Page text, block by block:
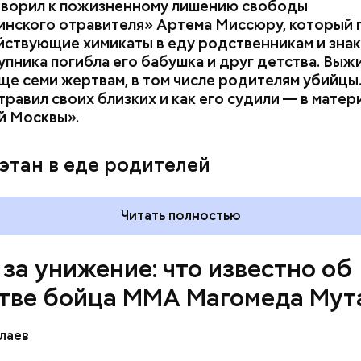
к пожизненному лишению свободы
отравителя» Артема Миссюру, который
химикаты в еду родственникам и
погибла его бабушка и друг детства.
семи жертвам, в том числе родителям
своих близких и как его судили — в
Москвы».
в еде родителей
Читать полностью
унижение: что известно об
бойца ММА Магомеда
факту СК возбудилуголовное делопо двум
и «Незаконный оборот оружия». Расследование
делавзял на контроль